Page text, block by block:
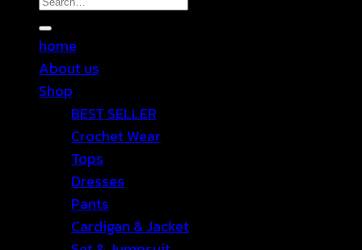
for:
home
About us
Shop
BEST SELLER
Crochet Wear
Tops
Dresses
Pants
Cardigan & Jacket